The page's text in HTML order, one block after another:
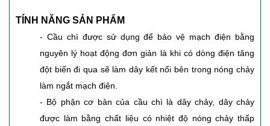
TÍNH NĂNG SẢN PHẨM
- Cầu chì được sử dụng để bảo vệ mạch điện bằng
nguyên lý hoạt động đơn giản là khi có dòng điện tăng
đột biến đi qua sẽ làm dây kết nối bên trong nóng chảy
làm ngắt mạch điện.
- Bộ phận cơ bản của cầu chì là dây chảy, dây chảy
được làm bằng chất liệu có nhiệt độ nóng chảy thấp